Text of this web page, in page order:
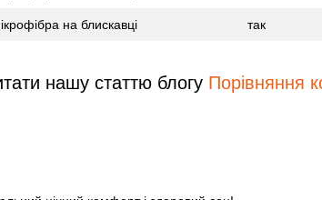
на блискавці так
нашу статтю блогу Порівняння